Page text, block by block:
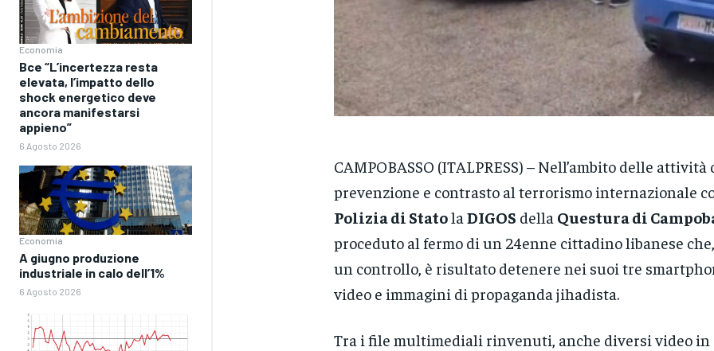
Economia
Bce “L’incertezza resta
elevata, l’impatto dello
shock energetico deve
ancora manifestarsi
appieno”
6 Agosto 2026
Economia
A giugno produzione
industriale in calo dell’1%
6 Agosto 2026
CAMPOBASSO (ITALPRESS) – Nell’ambito delle attività
prevenzione e contrasto al terrorismo internazionale
Polizia di Statola DIGOS della Questura di
proceduto al fermo di un 24enne cittadino libanese
un controllo, è risultato detenere nei suoi tre
video e immagini di propaganda jihadista.
Tra i file multimediali rinvenuti, anche diversi video in